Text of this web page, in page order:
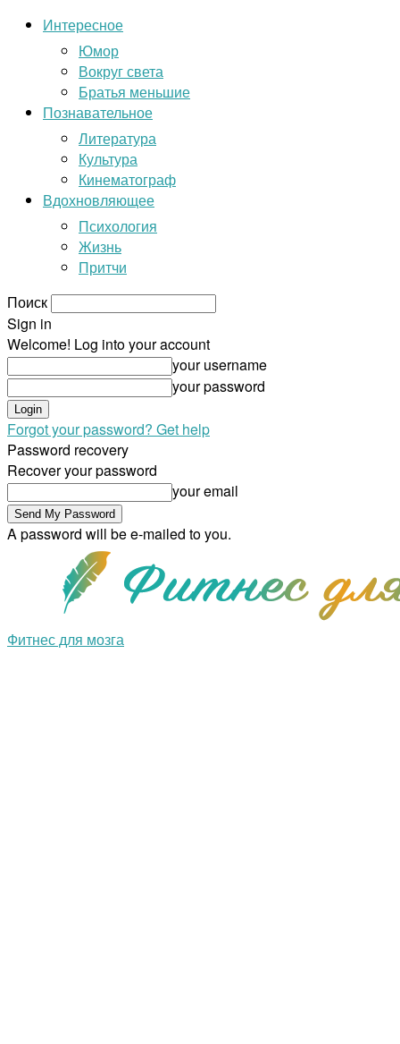
Интересное
Юмор
Вокруг света
Братья меньшие
Познавательное
Литература
Культура
Кинематограф
Вдохновляющее
Психология
Жизнь
Притчи
Поиск
Sign in
Welcome! Log into your account
your username
your password
Forgot your password? Get help
Password recovery
Recover your password
your email
A password will be e-mailed to you.
Фитнес для мозга